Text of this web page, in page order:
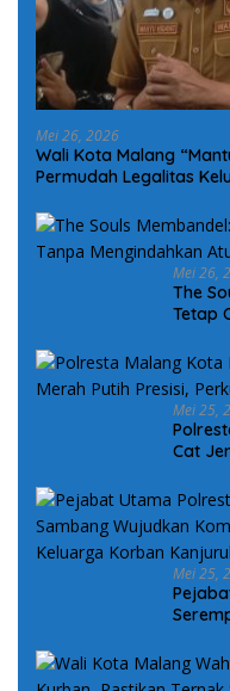
Mei 26, 2026
Wali Kota Malang
Permudah Legalitas
Mei 26,
The
Tetap
Mei 25,
Cat
Mei 25,